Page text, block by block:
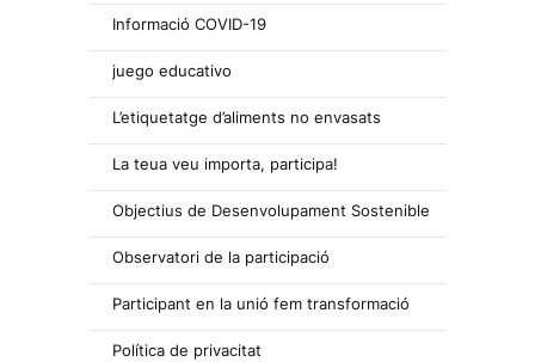
Informació COVID-19
juego educativo
L’etiquetatge d’aliments no envasats
La teua veu importa, participa!
Objectius de Desenvolupament Sostenible
Observatori de la participació
Participant en la unió fem transformació
Política de privacitat